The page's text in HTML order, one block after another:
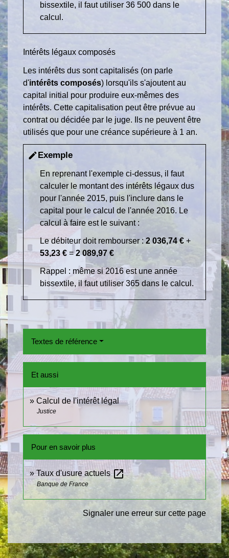
bissextile, il faut utiliser 36 500 dans le
calcul.
Intérêts légaux composés
Les intérêts dus sont capitalisés (on parle
d'intérêts composés) lorsqu'ils s'ajoutent au
capital initial pour produire eux-mêmes des
intérêts. Cette capitalisation peut être prévue au
contrat ou décidée par le juge. Ils ne peuvent être
utilisés que pour une créance supérieure à 1 an.
editExemple
En reprenant l'exemple ci-dessus, il faut
calculer le montant des intérêts légaux dus
pour l'année 2015, puis l'inclure dans le
capital pour le calcul de l'année 2016. Le
calcul à faire est le suivant :
Le débiteur doit rembourser :2 036,74 € +
53,23 € =2 089,97 €
Rappel : même si 2016 est une année
bissextile, il faut utiliser 365 dans le calcul.
Textes de référence
Et aussi
Calcul de l'intérêt légal
Justice
Pour en savoir plus
Taux d'usure actuelsopen_in_new
Banque de France
Signaler une erreur sur cette page